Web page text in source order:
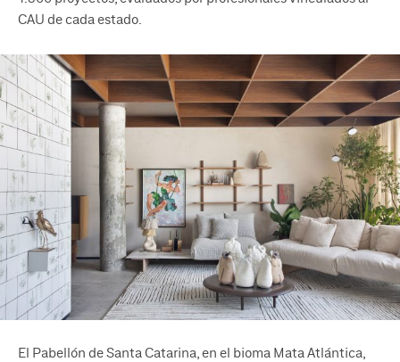
CAU de cada estado.
El Pabellón de Santa Catarina, en el bioma Mata Atlántica,